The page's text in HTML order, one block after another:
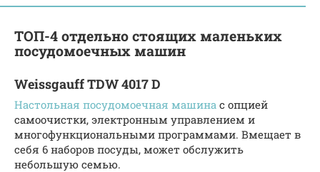
ТОП-4 отдельно стоящих маленьких
посудомоечных машин
Weissgauff TDW 4017 D
Настольная посудомоечная машина с опцией
самоочистки, электронным управлением и
многофункциональными программами. Вмещает в
себя 6 наборов посуды, может обслужить
небольшую семью.